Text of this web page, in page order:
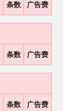
条数 广告费
条数 广告费
条数 广告费